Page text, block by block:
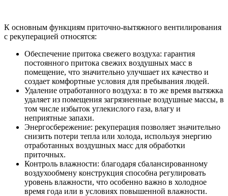
К основным функциям приточно-вытяжного вентилирования
с рекуперацией относятся:
Обеспечение притока свежего воздуха: гарантия
постоянного притока свежих воздушных масс в
помещение, что значительно улучшает их качество и
создает комфортные условия для пребывания людей.
Удаление отработанного воздуха: в то же время вытяжка
удаляет из помещения загрязненные воздушные массы, в
том числе избыток углекислого газа, влагу и
неприятные запахи.
Энергосбережение: рекуперация позволяет значительно
снизить потери тепла или холода, используя энергию
отработанных воздушных масс для обработки
приточных.
Контроль влажности: благодаря сбалансированному
воздухообмену конструкция способна регулировать
уровень влажности, что особенно важно в холодное
время года или в условиях повышенной влажности.